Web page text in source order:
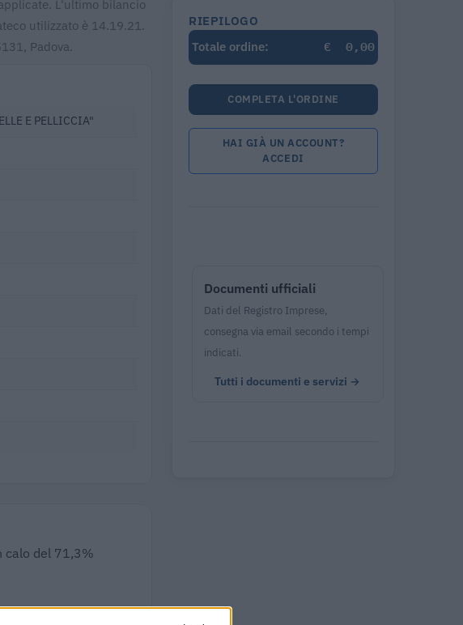
L'ultimo bilancio
utilizzato è 14.19.21.
Padova.
E PELLICCIA"
calo del 71,3%
RIEPILOGO
Totale ordine:
€ 0,00
COMPLETA L'ORDINE
HAI GIÀ UN ACCOUNT?
ACCEDI
Documenti ufficiali
Dati del Registro Imprese,
consegna via email secondo i tempi
indicati.
Tutti i documenti e servizi →